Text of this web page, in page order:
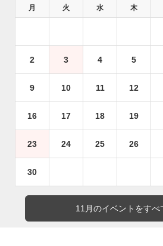
月 火 水 木
2 3 4 5
9 10 11 12
16 17 18 19
23 24 25 26
30
11月のイベントをすべ